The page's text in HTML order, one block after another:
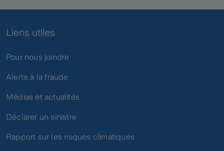
Liens utiles
Pour nous joindre
Alerte à la fraude
Médias et actualités
Déclarer un sinistre
Rapport sur les risques climatiques